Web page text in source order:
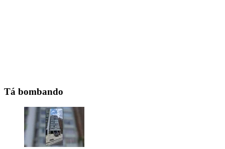
Tá bombando